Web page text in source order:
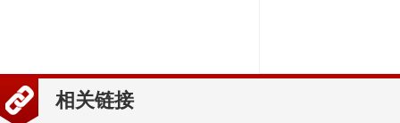
相关链接